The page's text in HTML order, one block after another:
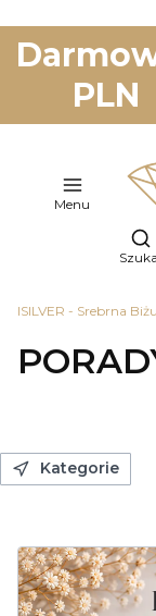
PLN
Menu
ISILVER - Srebrna
Kategorie